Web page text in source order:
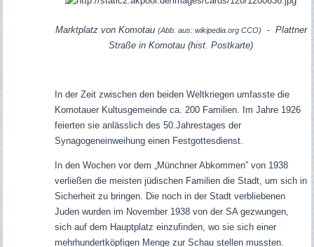
Marktplatz von Komotau (Abb. aus: wikipedia.org CCO) - Plattner
Straße in Komotau (hist. Postkarte)
In der Zeit zwischen den beiden Weltkriegen umfasste die
Komotauer Kultusgemeinde ca. 200 Familien. Im Jahre 1926
feierten sie anlässlich des 50.Jahrestages der
Synagogeneinweihung einen Festgottesdienst.
In den Wochen vor dem „Münchner Abkommen” von 1938
verließen die meisten jüdischen Familien die Stadt, um sich in
Sicherheit zu bringen. Die noch in der Stadt verbliebenen
Juden wurden im November 1938 von der SA gezwungen,
sich auf dem Hauptplatz einzufinden, wo sie sich einer
mehrhundertköpfigen Menge zur Schau stellen mussten.